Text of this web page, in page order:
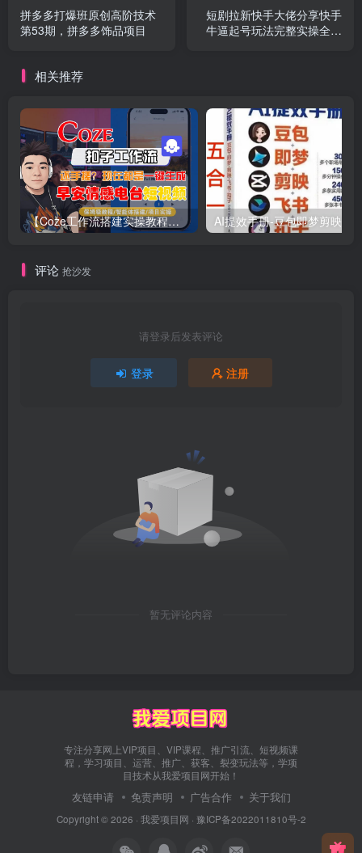
拼多多打爆班原创高阶技术
第53期，拼多多饰品项目
短剧拉新快手大佬分享快手
牛逼起号玩法完整实操全流
相关推荐
【Coze工作流搭建实操教程】【coze】早安情感电台日签视频还在手动做？用扣子工作流自动生成，省时90%
评论 抢沙发
请登录后发表评论
登录 注册
暂无评论内容
专注分享网上VIP项目、VIP课程、推广引流、短视频课
程，学习项目、运营、推广、获客、裂变玩法等，学项
目技术从我爱项目网开始！
友链申请 免责声明 广告合作 关于我们
Copyright © 2026 · 我爱项目网 · 豫ICP备2022011810号-2